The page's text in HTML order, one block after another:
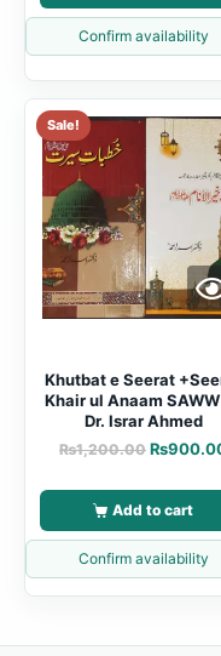
Confirm availability
Sale!
Khutbat e Seerat
Khair ul Anaam
Dr. Israr Ahmed
₨1,200.00 ₨
Add to cart
Confirm availability